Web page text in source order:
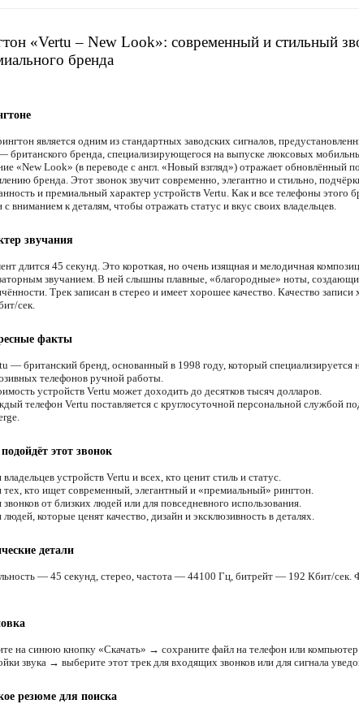
«Vertu – New Look»: современный и стильный
бренда
является одним из стандартных заводских сигналов,
британского бренда, специализирующегося на выпуске люксовых
«New Look» (в переводе с англ. «Новый взгляд») отражает обновлённый
бренда. Этот звонок звучит современно, элегантно и стильно,
и премиальный характер устройств Vertu. Как и все телефоны этого
с вниманием к деталям, чтобы отражать статус и вкус своих владельцев.
звучания
длится 45 секунд. Это короткая, но очень изящная и мелодичная
звучанием. В ней слышны плавные, «благородные» ноты,
Трек записан в стерео и имеет хорошее качество. Качество
сек.
факты
— британский бренд, основанный в 1998 году, который специализируется
телефонов ручной работы.
устройств Vertu может доходить до десятков тысяч долларов.
телефон Vertu поставляется с круглосуточной персональной службой
этот звонок
устройств Vertu и всех, кто ценит стиль и статус.
кто ищет современный, элегантный и «премиальный» рингтон.
от близких людей или для повседневного использования.
которые ценят качество, дизайн и эксклюзивность в деталях.
детали
— 45 секунд, стерео, частота — 44100 Гц, битрейт — 192 Кбит/сек.
на синюю кнопку «Скачать» → сохраните файл на телефон или
звука → выберите этот трек для входящих звонков или для сигнала
резюме для поиска